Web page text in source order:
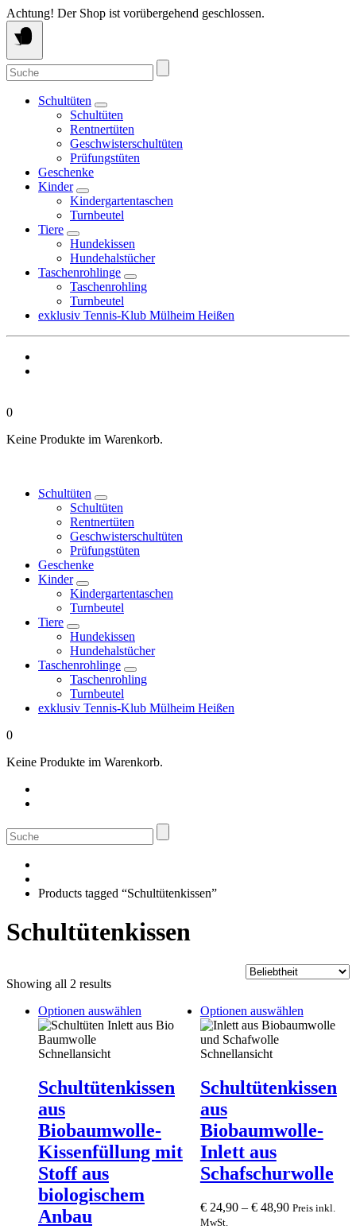
Springe
zum
Inhalt
Achtung! Der Shop ist vorübergehend geschlossen.
Suche
nach:
Schultüten
Schultüten
Rentnertüten
Geschwisterschultüten
Prüfungstüten
Geschenke
Kinder
Kindergartentaschen
Turnbeutel
Tiere
Hundekissen
Hundehalstücher
Taschenrohlinge
Taschenrohling
Turnbeutel
exklusiv Tennis-Klub Mülheim Heißen
0
Keine Produkte im Warenkorb.
Schultüten
Schultüten
Rentnertüten
Geschwisterschultüten
Prüfungstüten
Geschenke
Kinder
Kindergartentaschen
Turnbeutel
Tiere
Hundekissen
Hundehalstücher
Taschenrohlinge
Taschenrohling
Turnbeutel
exklusiv Tennis-Klub Mülheim Heißen
0
Keine Produkte im Warenkorb.
Suche
nach:
Products tagged “Schultütenkissen”
Schultütenkissen
Showing all 2 resultsSorted
popularity
Optionen auswählen
product
options
be
chosen
on
page
Schnellansicht
Schultütenkissen
aus
Biobaumwolle-
Kissenfüllung mit
Stoff aus
biologischem
Anbau
Optionen auswählenThis
product
The
options
be
chosen
the
product
Schnellansicht
Schultütenkissen
aus
Biobaumwolle-
Inlett aus
Schafschurwolle
€24,90– €48,90 Preis inkl.
MwSt.